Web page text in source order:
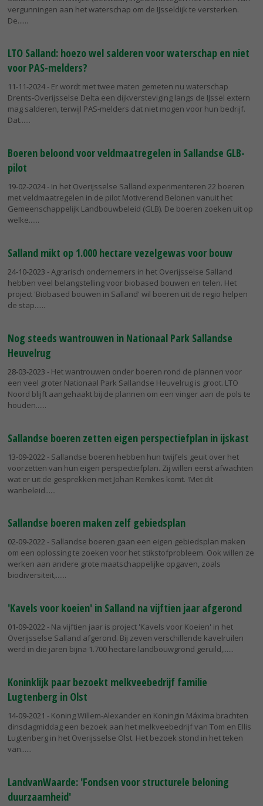
vergunningen aan het waterschap om de IJsseldijk te versterken.
De...
LTO Salland: hoezo wel salderen voor waterschap en niet
voor PAS-melders?
11-11-2024- Er wordt met twee maten gemeten nu waterschap
Drents-Overijsselse Delta een dijkversteviging langs de IJssel extern
mag salderen, terwijl PAS-melders dat niet mogen voor hun bedrijf.
Dat...
Boeren beloond voor veldmaatregelen in Sallandse GLB-
pilot
19-02-2024- In het Overijsselse Salland experimenteren 22 boeren
met veldmaatregelen in de pilot Motiverend Belonen vanuit het
Gemeenschappelijk Landbouwbeleid (GLB). De boeren zoeken uit op
welke...
Salland mikt op 1.000 hectare vezelgewas voor bouw
24-10-2023 - Agrarisch ondernemers in het Overijsselse Salland
hebben veel belangstelling voor biobased bouwen en telen. Het
project 'Biobased bouwen in Salland' wil boeren uit de regio helpen
de stap...
Nog steeds wantrouwen in Nationaal Park Sallandse
Heuvelrug
28-03-2023 - Het wantrouwen onder boeren rond de plannen voor
een veel groter Nationaal Park Sallandse Heuvelrug is groot. LTO
Noord blijft aangehaakt bij de plannen om een vinger aan de pols te
houden...
Sallandse boeren zetten eigen perspectiefplan in ijskast
13-09-2022 - Sallandse boeren hebben hun twijfels geuit over het
voorzetten van hun eigen perspectiefplan. Zij willen eerst afwachten
wat er uit de gesprekken met Johan Remkes komt. 'Met dit
wanbeleid...
Sallandse boeren maken zelf gebiedsplan
02-09-2022 - Sallandse boeren gaan een eigen gebiedsplan maken
om een oplossing te zoeken voor het stikstofprobleem. Ook willen ze
werken aan andere grote maatschappelijke opgaven, zoals
biodiversiteit,...
'Kavels voor koeien' in Salland na vijftien jaar afgerond
01-09-2022 - Na vijftien jaar is project 'Kavels voor Koeien' in het
Overijsselse Salland afgerond. Bij zeven verschillende kavelruilen
werd in die jaren bijna 1.700 hectare landbouwgrond geruild,...
Koninklijk paar bezoekt melkveebedrijf familie
Lugtenberg in Olst
14-09-2021 - Koning Willem-Alexander en Koningin Máxima brachten
dinsdagmiddag een bezoek aan het melkveebedrijf van Tom en Ellis
Lugtenberg in het Overijsselse Olst. Het bezoek stond in het teken
van...
LandvanWaarde: 'Fondsen voor structurele beloning
duurzaamheid'